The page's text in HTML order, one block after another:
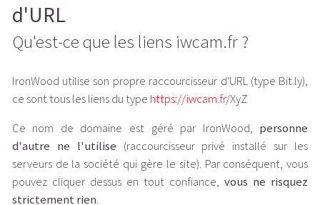
d'URL
Qu'est-ce que les liens iwcam.fr ?
IronWood utilise son propre raccourcisseur d'URL (type Bit.ly),
ce sont tous les liens du type https://iwcam.fr/XyZ
Ce nom de domaine est géré par IronWood, personne
d'autre ne l'utilise (raccourcisseur privé installé sur les
serveurs de la société qui gère le site). Par conséquent, vous
pouvez cliquer dessus en tout confiance,vous ne risquez
strictement rien.